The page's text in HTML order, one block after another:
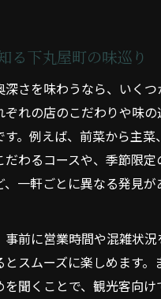
る下丸屋町の味巡り
さを味わうなら、いく
れの店のこだわりや味の
す。例えば、前菜から主菜
わるコースや、季節限定
一軒ごとに異なる発見が
事前に営業時間や混雑状
とスムーズに楽しめます。
聞くことで、観光客向け